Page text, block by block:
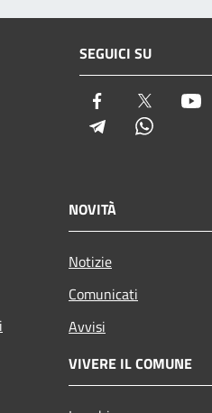
SEGUICI SU
Facebook Twitter
Telegram
NOVITÀ
Notizie
Comunicati
Avvisi
VIVERE IL COMUNE